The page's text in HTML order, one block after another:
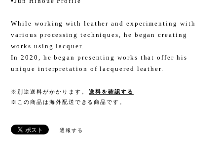
While working with leather and experimenting with
various processing techniques, he began creating
works using lacquer.
In 2020, he began presenting works that offer his
unique interpretation of lacquered leather.
※別途送料がかかります。
送料を確認する
※この商品は海外配送できる商品です。
通報する